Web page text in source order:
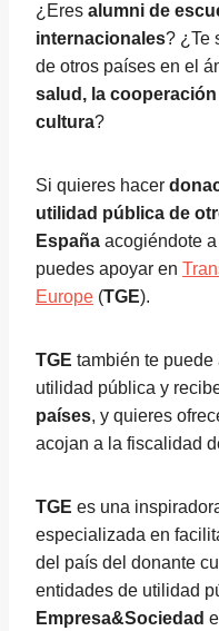
¿Eres alumni de
internacionales? ¿Te
de otros países en el
salud, la
cultura?
Si quieres hacer
utilidad pública de
España acogiéndote
puedes apoyar en
Europe (TGE).
TGE también te
utilidad pública y
países, y quieres
acojan a la fiscalidad
TGE es una
especializada en
del país del donante
entidades de utilidad
Empresa&Sociedad